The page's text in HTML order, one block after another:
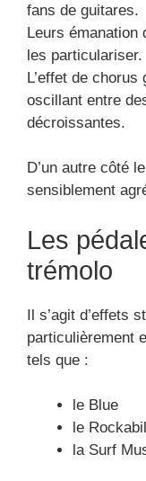
fans de guitares.
Leurs émanation
les particulariser.
L’effet de
oscillant entre
décroissantes.
D’un autre côté
sensiblement
Les
trémolo
Il s’agit d’effets
particulièrement
tels que :
le Blue
le
la Surf